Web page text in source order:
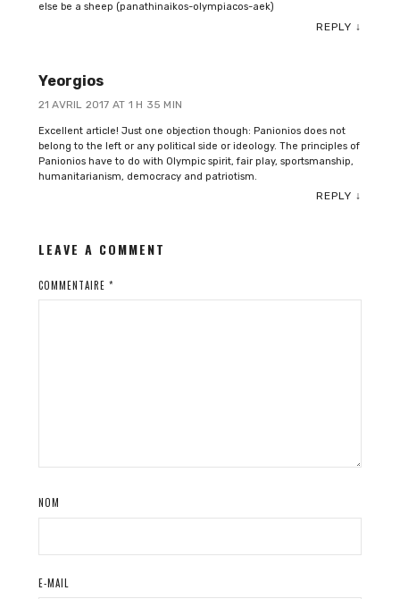
else be a sheep (panathinaikos-olympiacos-aek)
REPLY ↓
Yeorgios
21 AVRIL 2017 AT 1 H 35 MIN
Excellent article! Just one objection though: Panionios does not
belong to the left or any political side or ideology. The principles of
Panionios have to do with Olympic spirit, fair play, sportsmanship,
humanitarianism, democracy and patriotism.
REPLY ↓
LEAVE A COMMENT
COMMENTAIRE *
NOM
E-MAIL